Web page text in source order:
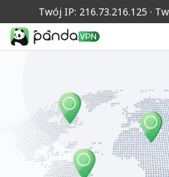
Twój IP: 216.73.216.125 ·